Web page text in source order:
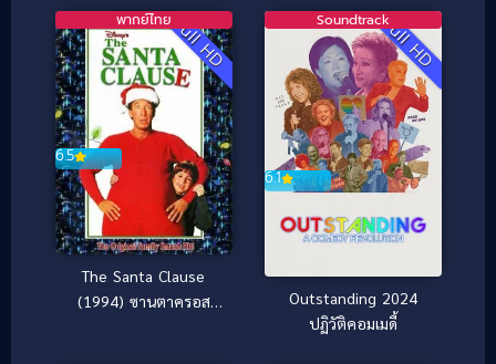
Full HD
6.5
พากย์ไทย
The Santa Clause
(1994) ซานตาครอส
Full HD
6.1
Soundtrack
Outstanding 2024
ปฏิวัติคอมเมดี้